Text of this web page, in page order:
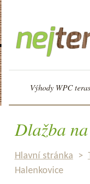
Výhody WPC
Dlažba
Hlavní stránka >
Halenkovice